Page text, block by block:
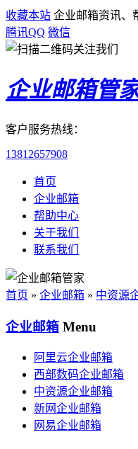
收藏本站 企业邮箱资讯、
腾讯QQ 微信
企业邮箱管
客户服务热线：
13812657908
首页
企业邮箱
帮助中心
关于我们
联系我们
首页 » 企业邮箱 » 中资源
企业邮箱 Menu
阿里云企业邮箱
西部数码企业邮箱
中资源企业邮箱
新网企业邮箱
网易企业邮箱